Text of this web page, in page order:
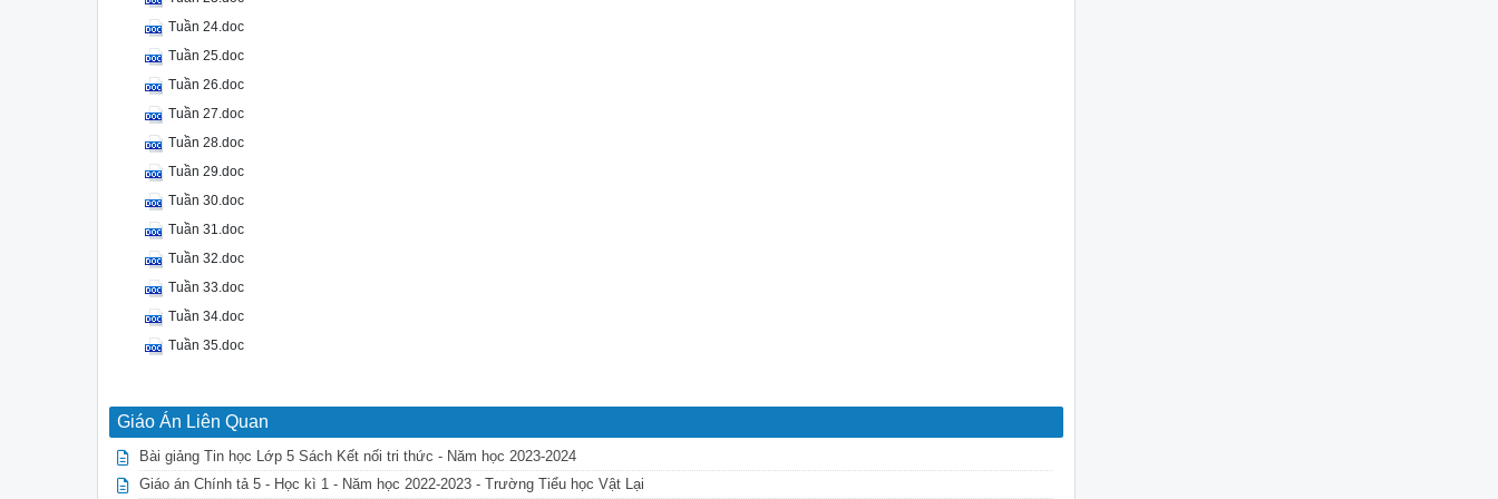
Tuần 24.doc
Tuần 25.doc
Tuần 26.doc
Tuần 27.doc
Tuần 28.doc
Tuần 29.doc
Tuần 30.doc
Tuần 31.doc
Tuần 32.doc
Tuần 33.doc
Tuần 34.doc
Tuần 35.doc
Giáo Án Liên Quan
Bài giảng Tin học Lớp 5 Sách Kết nối tri thức - Năm học 2023-2024
Giáo án Chính tả 5 - Học kì 1 - Năm học 2022-2023 - Trường Tiểu học Vật Lại